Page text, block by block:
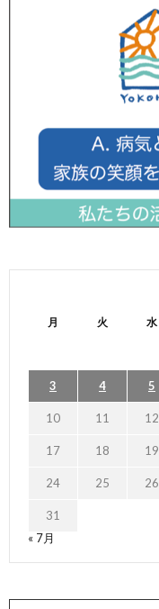
月 火 水
3 4 5
10 11 12
17 18 19
24 25 26
31
« 7月